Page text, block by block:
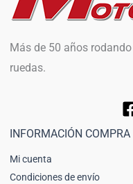
Más de 50 años
ruedas.
INFORMACIÓN COMPRA
Mi cuenta
Condiciones de envío